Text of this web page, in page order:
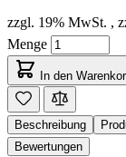
zzgl. 19% MwSt. ,
Menge
In den
Beschreibung
Bewertungen